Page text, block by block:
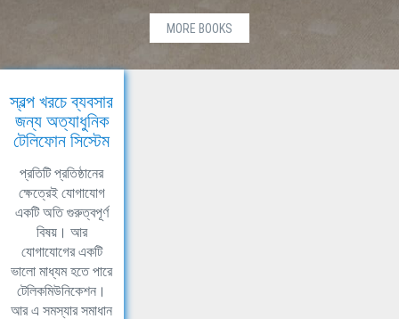
MORE BOOKS
স্বল্প খরচে ব্যবসার
জন্য অত্যাধুনিক
টেলিফোন সিস্টেম
প্রতিটি প্রতিষ্ঠানের
ক্ষেত্রেই যোগাযোগ
একটি অতি গুরুত্বপূর্ণ
বিষয়। আর
যোগাযোগের একটি
ভালো মাধ্যম হতে পারে
টেলিকমিউনিকেশন।
আর এ সমস্যার সমাধান